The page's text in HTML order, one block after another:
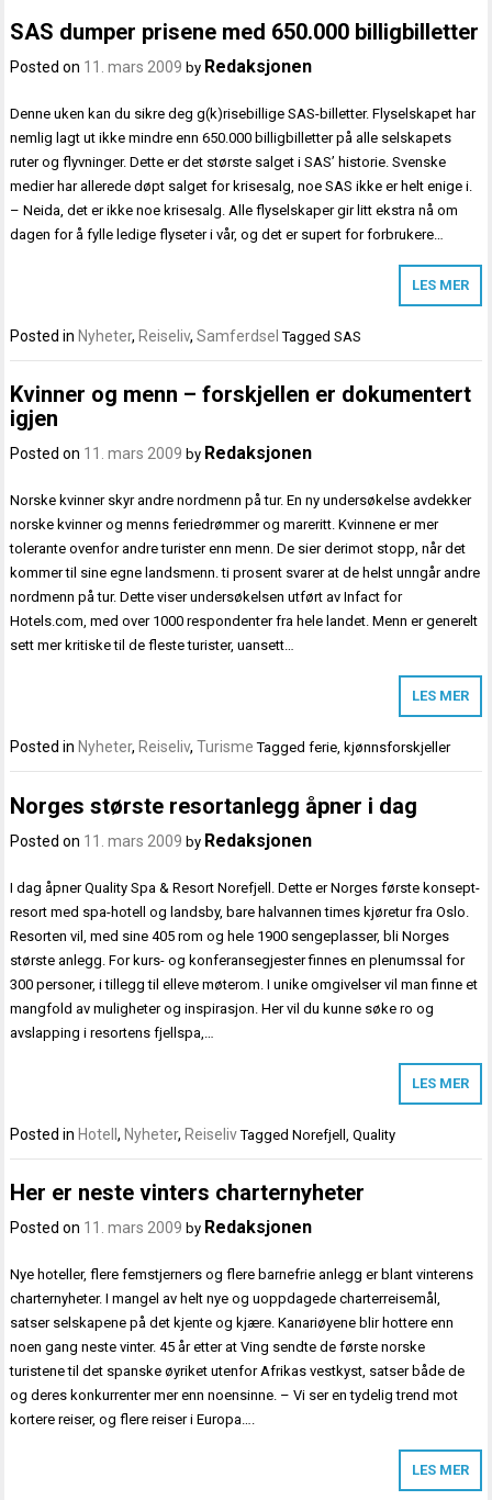
SAS dumper prisene med 650.000 billigbilletter
Posted on 11. mars 2009 by Redaksjonen
Denne uken kan du sikre deg g(k)risebillige SAS-billetter. Flyselskapet har
nemlig lagt ut ikke mindre enn 650.000 billigbilletter på alle selskapets
ruter og flyvninger. Dette er det største salget i SAS’ historie. Svenske
medier har allerede døpt salget for krisesalg, noe SAS ikke er helt enige i.
– Neida, det er ikke noe krisesalg. Alle flyselskaper gir litt ekstra nå om
dagen for å fylle ledige flyseter i vår, og det er supert for forbrukere…
LES MER
Posted in Nyheter, Reiseliv,Samferdsel TaggedSAS
Kvinner og menn – forskjellen er dokumentert
igjen
Posted on 11. mars 2009 by Redaksjonen
Norske kvinner skyr andre nordmenn på tur. En ny undersøkelse avdekker
norske kvinner og menns feriedrømmer og mareritt. Kvinnene er mer
tolerante ovenfor andre turister enn menn. De sier derimot stopp, når det
kommer til sine egne landsmenn. ti prosent svarer at de helst unngår andre
nordmenn på tur. Dette viser undersøkelsen utført av Infact for
Hotels.com, med over 1000 respondenter fra hele landet. Menn er generelt
sett mer kritiske til de fleste turister, uansett…
LES MER
Posted in Nyheter, Reiseliv,Turisme Taggedferie, kjønnsforskjeller
Norges største resortanlegg åpner i dag
Posted on 11. mars 2009 by Redaksjonen
I dag åpner Quality Spa & Resort Norefjell. Dette er Norges første konsept-
resort med spa-hotell og landsby, bare halvannen times kjøretur fra Oslo.
Resorten vil, med sine 405 rom og hele 1900 sengeplasser, bli Norges
største anlegg. For kurs- og konferansegjester finnes en plenumssal for
300 personer, i tillegg til elleve møterom. I unike omgivelser vil man finne et
mangfold av muligheter og inspirasjon. Her vil du kunne søke ro og
avslapping i resortens fjellspa,…
LES MER
Posted in Hotell, Nyheter, Reiseliv TaggedNorefjell ,Quality
Her er neste vinters charternyheter
Posted on 11. mars 2009 by Redaksjonen
Nye hoteller, flere femstjerners og flere barnefrie anlegg er blant vinterens
charternyheter. I mangel av helt nye og uoppdagede charterreisemål,
satser selskapene på det kjente og kjære. Kanariøyene blir hottere enn
noen gang neste vinter. 45 år etter at Ving sendte de første norske
turistene til det spanske øyriket utenfor Afrikas vestkyst, satser både de
og deres konkurrenter mer enn noensinne. – Vi ser en tydelig trend mot
kortere reiser, og flere reiser i Europa….
LES MER